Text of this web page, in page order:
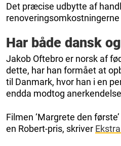
Det præcise udbytte af
Har både dansk
Jakob Oftebro er norsk af
dette, har han formået at
til Danmark, hvor han i en
endda modtog
Filmen ‘Margrete den
en Robert-pris, skriver